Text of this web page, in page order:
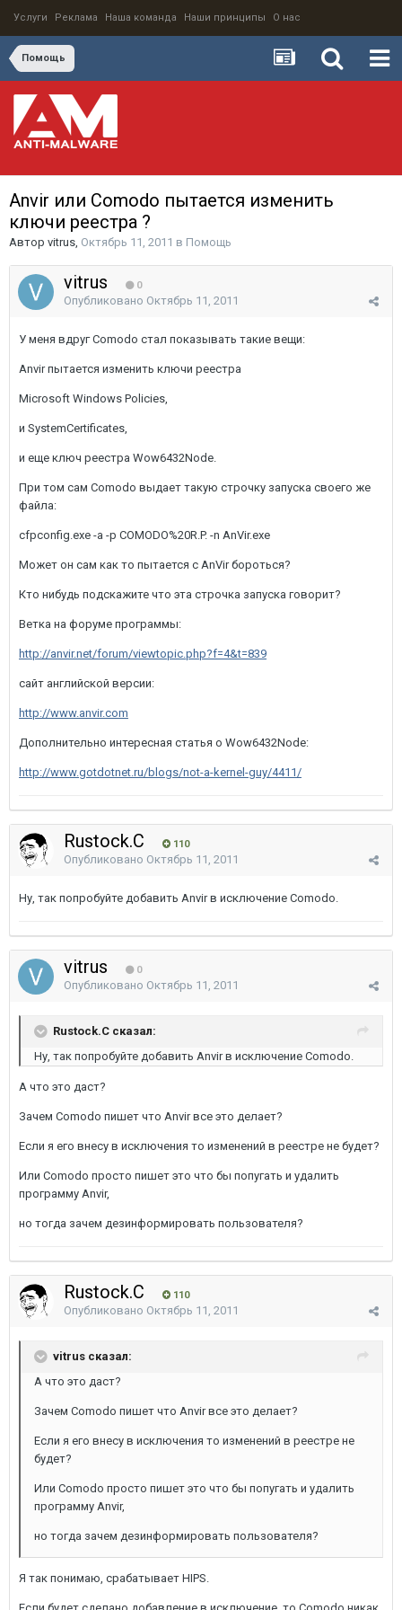
Услуги Реклама Наша команда Наши принципы О нас
Помощь
Anvir или Comodo пытается изменить
ключи реестра ?
Автор vitrus, Октябрь 11, 2011 в Помощь
vitrus 0
Опубликовано Октябрь 11, 2011
У меня вдруг Comodo стал показывать такие вещи:
Anvir пытается изменить ключи реестра
Microsoft Windows Policies,
и SystemCertificates,
и еще ключ реестра Wow6432Node.
При том сам Comodo выдает такую строчку запуска своего же
файла:
cfpconfig.exe -a -p COMODO%20R.P. -n AnVir.exe
Может он сам как то пытается с AnVir бороться?
Кто нибудь подскажите что эта строчка запуска говорит?
Ветка на форуме программы:
http://anvir.net/forum/viewtopic.php?f=4&t=839
сайт английской версии:
http://www.anvir.com
Дополнительно интересная статья о Wow6432Node:
http://www.gotdotnet.ru/blogs/not-a-kernel-guy/4411/
Rustock.C 110
Опубликовано Октябрь 11, 2011
Ну, так попробуйте добавить Anvir в исключение Comodo.
vitrus 0
Опубликовано Октябрь 11, 2011
Rustock.C сказал:
Ну, так попробуйте добавить Anvir в исключение Comodo.
А что это даст?
Зачем Comodo пишет что Anvir все это делает?
Если я его внесу в исключения то изменений в реестре не будет?
Или Comodo просто пишет это что бы попугать и удалить
программу Anvir,
но тогда зачем дезинформировать пользователя?
Rustock.C 110
Опубликовано Октябрь 11, 2011
vitrus сказал:
А что это даст?
Зачем Comodo пишет что Anvir все это делает?
Если я его внесу в исключения то изменений в реестре не
будет?
Или Comodo просто пишет это что бы попугать и удалить
программу Anvir,
но тогда зачем дезинформировать пользователя?
Я так понимаю, срабатывает HIPS.